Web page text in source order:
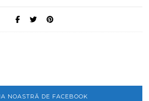
NOASTRĂ DE FACEBOOK